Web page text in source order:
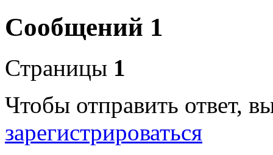
Сообщений 1
Страницы 1
Чтобы отправить ответ,
зарегистрироваться